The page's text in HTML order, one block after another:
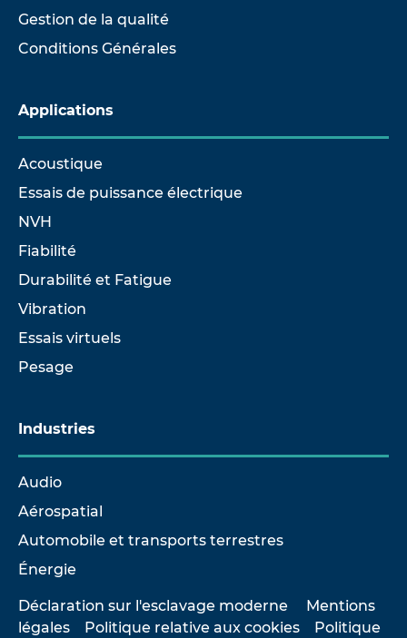
Gestion de la qualité
Conditions Générales
Applications
Acoustique
Essais de puissance électrique
NVH
Fiabilité
Durabilité et Fatigue
Vibration
Essais virtuels
Pesage
Industries
Audio
Aérospatial
Automobile et transports terrestres
Énergie
Déclaration sur l'esclavage moderne
Mentions
légales
Politique relative aux cookies Politique